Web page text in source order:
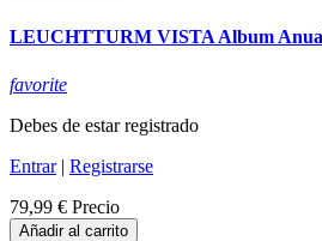
LEUCHTTURM VISTA Album
favorite
Debes de estar registrado
Entrar| Registrarse
79,99 € Precio
Añadir al carrito